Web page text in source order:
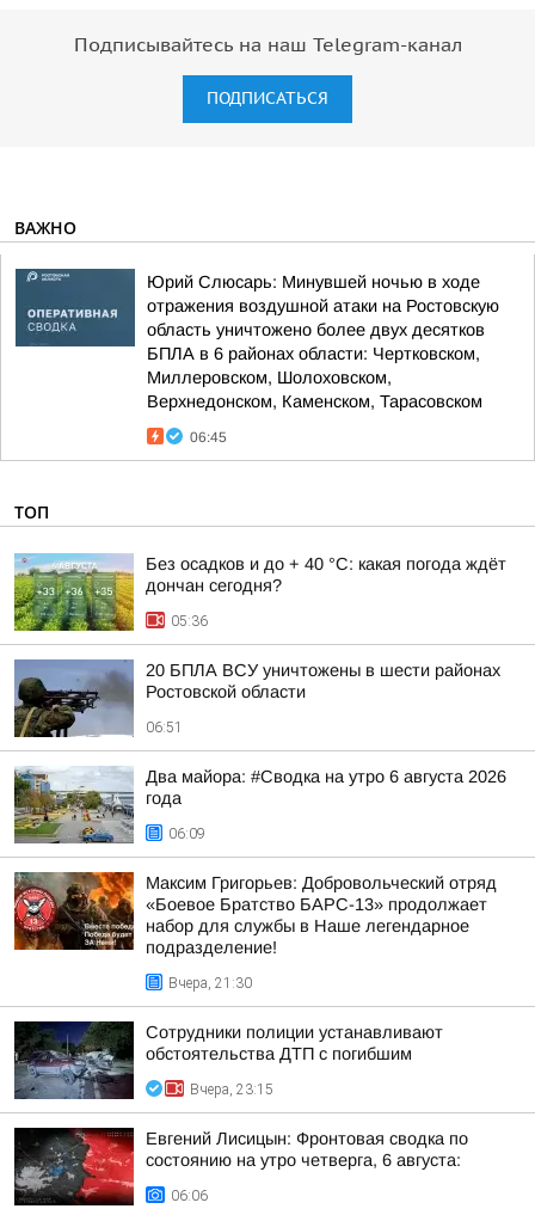
Подписывайтесь на наш Telegram-канал
ПОДПИСАТЬСЯ
ВАЖНО
Юрий Слюсарь: Минувшей ночью в ходе
отражения воздушной атаки на Ростовскую
область уничтожено более двух десятков
БПЛА в 6 районах области: Чертковском,
Миллеровском, Шолоховском,
Верхнедонском, Каменском, Тарасовском
06:45
ТОП
Без осадков и до + 40 °С: какая погода ждёт
дончан сегодня?
05:36
20 БПЛА ВСУ уничтожены в шести районах
Ростовской области
06:51
Два майора: #Сводка на утро 6 августа 2026
года
06:09
Максим Григорьев: Добровольческий отряд
«Боевое Братство БАРС-13» продолжает
набор для службы в Наше легендарное
подразделение!
Вчера, 21:30
Сотрудники полиции устанавливают
обстоятельства ДТП с погибшим
Вчера, 23:15
Евгений Лисицын: Фронтовая сводка по
состоянию на утро четверга, 6 августа:
06:06